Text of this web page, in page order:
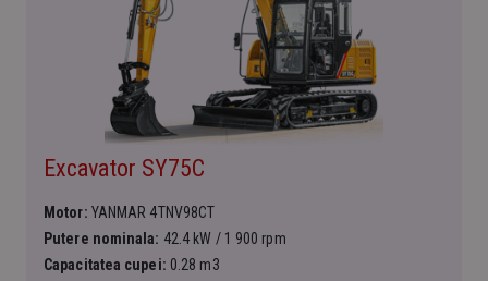
Excavator SY75C
Motor: YANMAR 4TNV98CT
Putere nominala: 42.4 kW / 1 900 rpm
Capacitatea cupei: 0.28 m3